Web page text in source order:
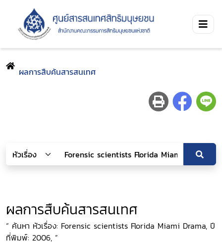
ผลการสืบค้นสารสนเทศ
ผลการสืบค้นสารสนเทศ
“ ค้นหา หัวเรื่อง: Forensic scientists Florida Miami Drama, ปี
ที่พิมพ์: 2006, ”